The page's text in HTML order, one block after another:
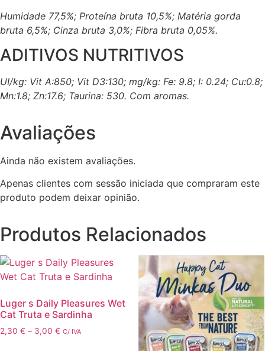
Humidade 77,5%; Proteína bruta 10,5%; Matéria gorda
bruta 6,5%; Cinza bruta 3,0%; Fibra bruta 0,05%.
ADITIVOS NUTRITIVOS
UI/kg: Vit A:850; Vit D3:130; mg/kg: Fe: 9.8; I: 0.24; Cu:0.8;
Mn:1.8; Zn:17.6; Taurina: 530. Com aromas.
Avaliações
Ainda não existem avaliações.
Apenas clientes com sessão iniciada que compraram este
produto podem deixar opinião.
Produtos Relacionados
Luger s Daily Pleasures Wet
Cat Truta e Sardinha
2,30 € – 3,00 € Price
C/ IVA